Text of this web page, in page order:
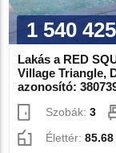
1 540
Lakás a RED
Village Triangle,
azonosító:
Szobák:3
Élettér:85.68